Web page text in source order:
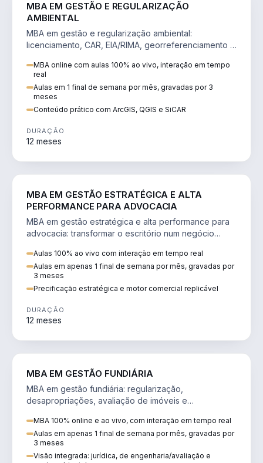
MBA EM GESTÃO E REGULARIZAÇÃO
AMBIENTAL
MBA em gestão e regularização ambiental:
licenciamento, CAR, EIA/RIMA, georreferenciamento e
MBA online com aulas 100% ao vivo, interação em tempo
real
Aulas em 1 final de semana por mês, gravadas por 3
meses
Conteúdo prático com ArcGIS, QGIS e SiCAR
DURAÇÃO
12 meses
MBA EM GESTÃO ESTRATÉGICA E ALTA
PERFORMANCE PARA ADVOCACIA
MBA em gestão estratégica e alta performance para
advocacia: transformar o escritório num negócio
Aulas 100% ao vivo com interação em tempo real
Aulas em apenas 1 final de semana por mês, gravadas por
3 meses
Precificação estratégica e motor comercial replicável
DURAÇÃO
12 meses
MBA EM GESTÃO FUNDIÁRIA
MBA em gestão fundiária: regularização,
desapropriações, avaliação de imóveis e
MBA 100% online e ao vivo, com interação em tempo real
Aulas em apenas 1 final de semana por mês, gravadas por
3 meses
Visão integrada: jurídica, de engenharia/avaliação e